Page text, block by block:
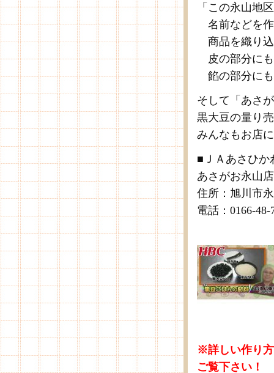
「この永山地
名前などを
商品を織り
皮の部分に
餡の部分に
そして「あさ
黒大豆の量り
みんなもお店
■ＪＡあさひか
あさがお永山店
住所：旭川市
電話：0166-48-
※詳しい作り
ご覧下さい！